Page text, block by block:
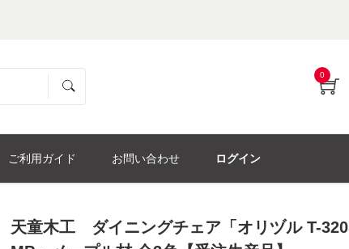
0
ご利用ガイド お問い合わせ ログイン
天童木工 ダイニングチェア「オリヅル T-